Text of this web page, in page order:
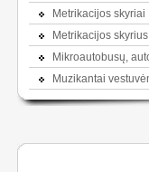
Metrikacijos skyriai
Metrikacijos skyrius
Mikroautobusų,
Muzikantai